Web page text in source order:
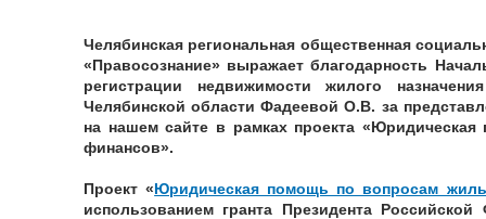
Челябинская региональная общественная
«Правосознание» выражает благодарность
регистрации недвижимости жилого
Челябинской области Фадеевой О.В. за
на нашем сайте в рамках проекта
финансов».
Проект «Юридическая помощь по вопросам
использованием гранта Президента Российской